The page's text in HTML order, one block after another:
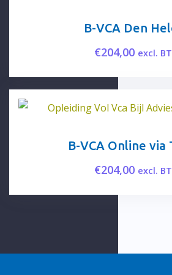
B-VCA Den
€204,00 excl.
B-VCA Online via
€204,00 excl.